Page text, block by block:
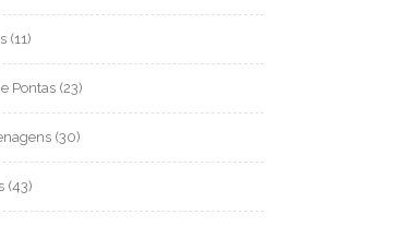
(11)
Pontas (23)
(30)
(43)